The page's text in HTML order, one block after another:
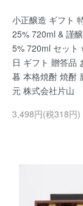
小正醸造 ギフト
25% 720ml & 謹
5% 720ml セット
日 ギフト 贈答品
暮 本格焼酎 焼酎
元 株式会社片山
3,498円(税318円)